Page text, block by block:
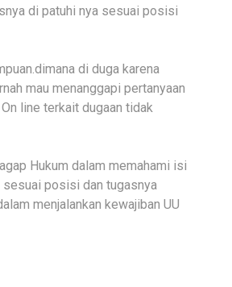
di patuhi nya sesuai posisi
di duga karena
mau menanggapi pertanyaan
line terkait dugaan tidak
Hukum dalam memahami isi
sesuai posisi dan tugasnya
menjalankan kewajiban UU